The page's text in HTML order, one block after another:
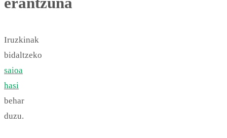
Iruzkinak
bidaltzeko
saioa
hasi
behar
duzu.